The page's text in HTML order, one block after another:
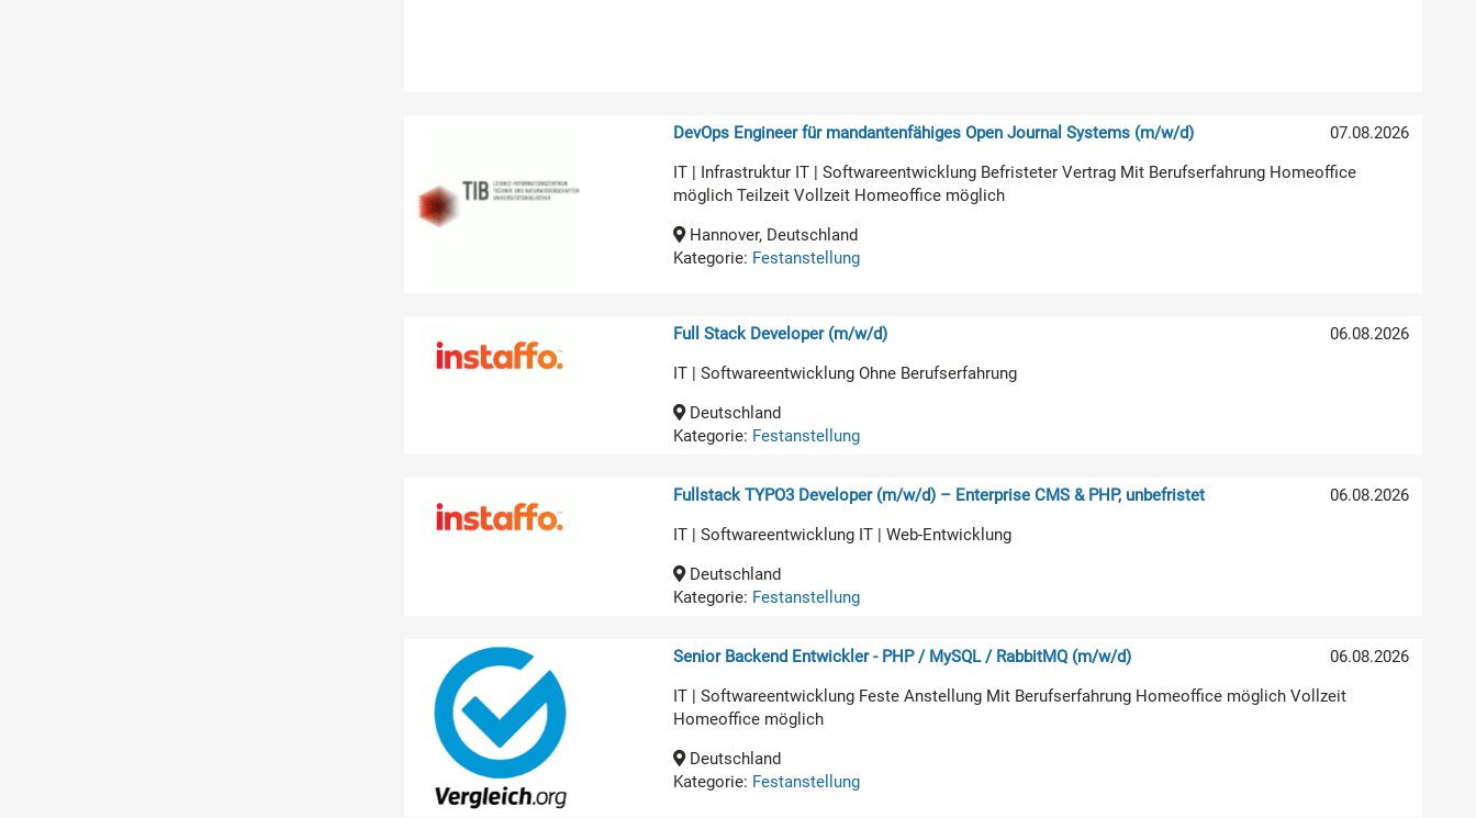
07.08.2026
DevOps Engineer für mandantenfähiges Open Journal Systems (m/w/d)
IT | Infrastruktur IT | Softwareentwicklung Befristeter Vertrag Mit Berufserfahrung Homeoffice
möglich Teilzeit Vollzeit Homeoffice möglich
Hannover, Deutschland
Kategorie: Festanstellung
06.08.2026
Full Stack Developer (m/w/d)
IT | Softwareentwicklung Ohne Berufserfahrung
Deutschland
Kategorie: Festanstellung
06.08.2026
Fullstack TYPO3 Developer (m/w/d) – Enterprise CMS & PHP, unbefristet
IT | Softwareentwicklung IT | Web-Entwicklung
Deutschland
Kategorie: Festanstellung
06.08.2026
Senior Backend Entwickler - PHP / MySQL / RabbitMQ (m/w/d)
IT | Softwareentwicklung Feste Anstellung Mit Berufserfahrung Homeoffice möglich Vollzeit
Homeoffice möglich
Deutschland
Kategorie: Festanstellung